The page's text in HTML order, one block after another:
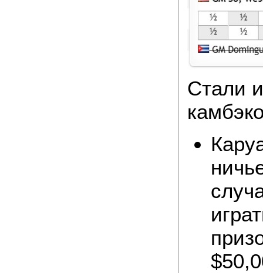
Стали